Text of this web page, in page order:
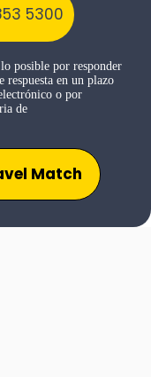
5300
posible por responder
respuesta en un plazo
o por
de
Match